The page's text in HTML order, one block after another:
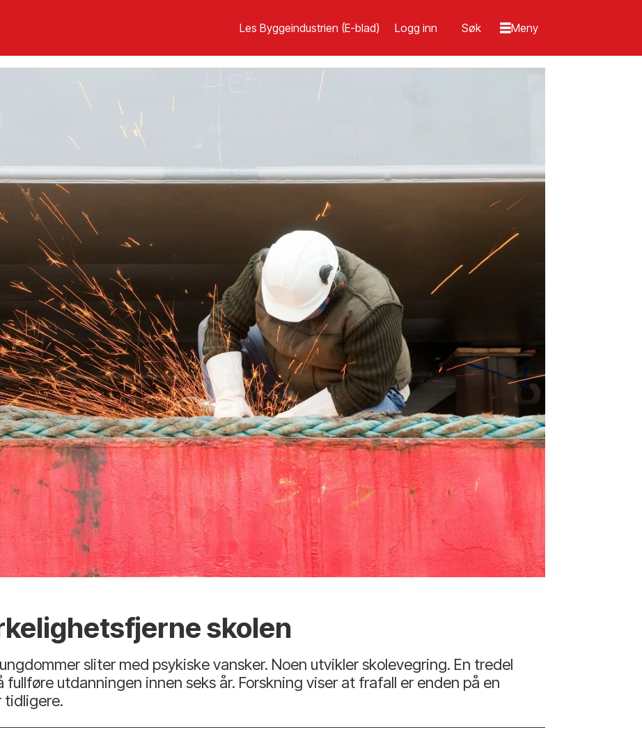
Les Byggeindustrien (E-blad) Logg inn
skolen
sliter med psykiske vansker. Noen utvikler skolevegring. En tredel
utdanningen innen seks år. Forskning viser at frafall er enden på en
tidligere.